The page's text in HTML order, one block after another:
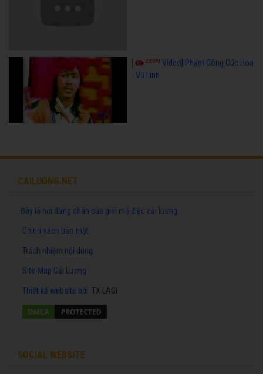
23599 Video] Phạm Công Cúc Hoa
- Vũ Linh
CAILUONG.NET
Đây là nơi dừng chân của giới mộ điệu cải lương
Chính sách bảo mật
Trách nhiệm nội dung
Site-Map Cải Lương
Thiết kế website bởi: TX LAGI
SOCIAL WEBSITE